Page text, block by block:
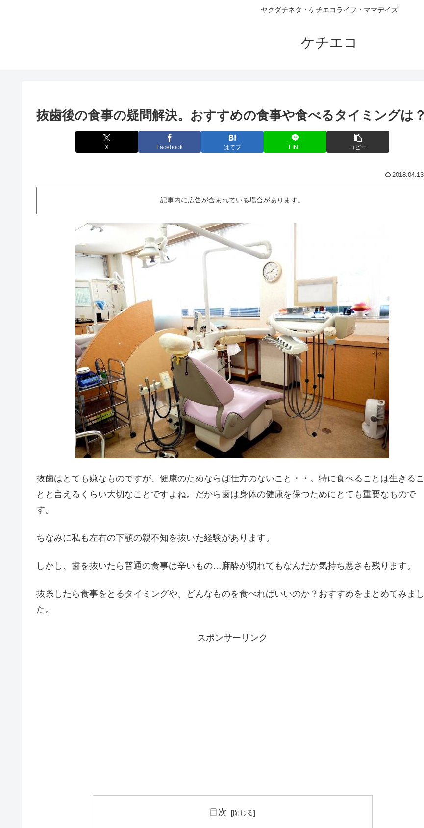
ヤクダチネタ・ケチエコライフ・ママデイズ
ケチエコ
抜歯後の食事の疑問解決。おすすめの食事や食べるタイミングは？
X Facebook はてブ LINE コピー
2018.04.13
記事内に広告が含まれている場合があります。
抜歯はとても嫌なものですが、健康のためならば仕方のないこと・・。特に食べることは生きるこ
とと言えるくらい大切なことですよね。だから歯は身体の健康を保つためにとても重要なもので
す。
ちなみに私も左右の下顎の親不知を抜いた経験があります。
しかし、歯を抜いたら普通の食事は辛いもの…麻酔が切れてもなんだか気持ち悪さも残ります。
抜糸したら食事をとるタイミングや、どんなものを食べればいいのか？おすすめをまとめてみまし
た。
スポンサーリンク
目次